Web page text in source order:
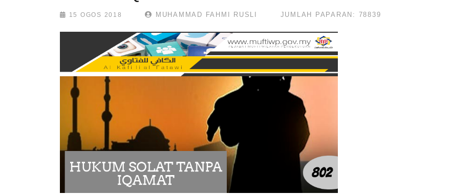
15 OGOS 2018 MUHAMMAD FAHMI RUSLI JUMLAH PAPARAN: 78839